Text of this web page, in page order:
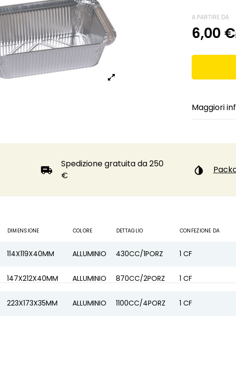
A PARTIRE DA
6,00 €
Maggiori
Spedizione gratuita da 250
€
DIMENSIONE COLORE DETTAGLIO CONFEZIONE DA
114X119X40MM ALLUMINIO 430CC/1PORZ 1 CF
147X212X40MM ALLUMINIO 870CC/2PORZ 1 CF
223X173X35MM ALLUMINIO 1100CC/4PORZ 1 CF